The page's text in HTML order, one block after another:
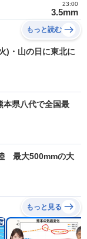
3.5mm
23:00
もっと読む
)・山の日に東北に
県八代で全国最
最大500mmの大
もっと見る